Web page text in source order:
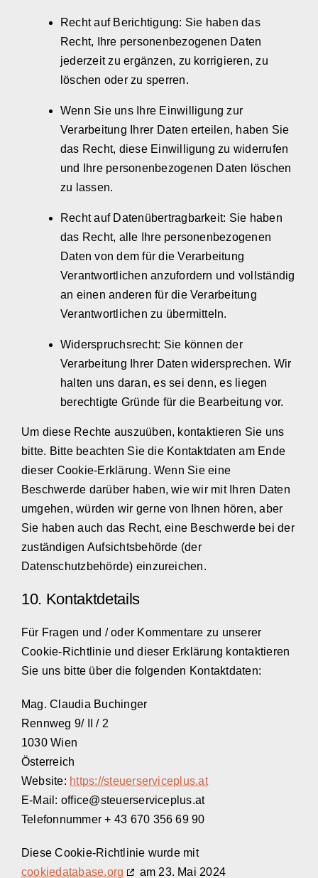
Recht auf Berichtigung: Sie haben das
Recht, Ihre personenbezogenen Daten
jederzeit zu ergänzen, zu korrigieren, zu
löschen oder zu sperren.
Wenn Sie uns Ihre Einwilligung zur
Verarbeitung Ihrer Daten erteilen, haben Sie
das Recht, diese Einwilligung zu widerrufen
und Ihre personenbezogenen Daten löschen
zu lassen.
Recht auf Datenübertragbarkeit: Sie haben
das Recht, alle Ihre personenbezogenen
Daten von dem für die Verarbeitung
Verantwortlichen anzufordern und vollständig
an einen anderen für die Verarbeitung
Verantwortlichen zu übermitteln.
Widerspruchsrecht: Sie können der
Verarbeitung Ihrer Daten widersprechen. Wir
halten uns daran, es sei denn, es liegen
berechtigte Gründe für die Bearbeitung vor.
Um diese Rechte auszuüben, kontaktieren Sie uns
bitte. Bitte beachten Sie die Kontaktdaten am Ende
dieser Cookie-Erklärung. Wenn Sie eine
Beschwerde darüber haben, wie wir mit Ihren Daten
umgehen, würden wir gerne von Ihnen hören, aber
Sie haben auch das Recht, eine Beschwerde bei der
zuständigen Aufsichtsbehörde (der
Datenschutzbehörde) einzureichen.
10. Kontaktdetails
Für Fragen und / oder Kommentare zu unserer
Cookie-Richtlinie und dieser Erklärung kontaktieren
Sie uns bitte über die folgenden Kontaktdaten:
Mag. Claudia Buchinger
Rennweg 9/ II / 2
1030 Wien
Österreich
Website: https://steuerserviceplus.at
E-Mail: office@steuerserviceplus.at
Telefonnummer + 43 670 356 69 90
Diese Cookie-Richtlinie wurde mit
cookiedatabase.org
am 23. Mai 2024